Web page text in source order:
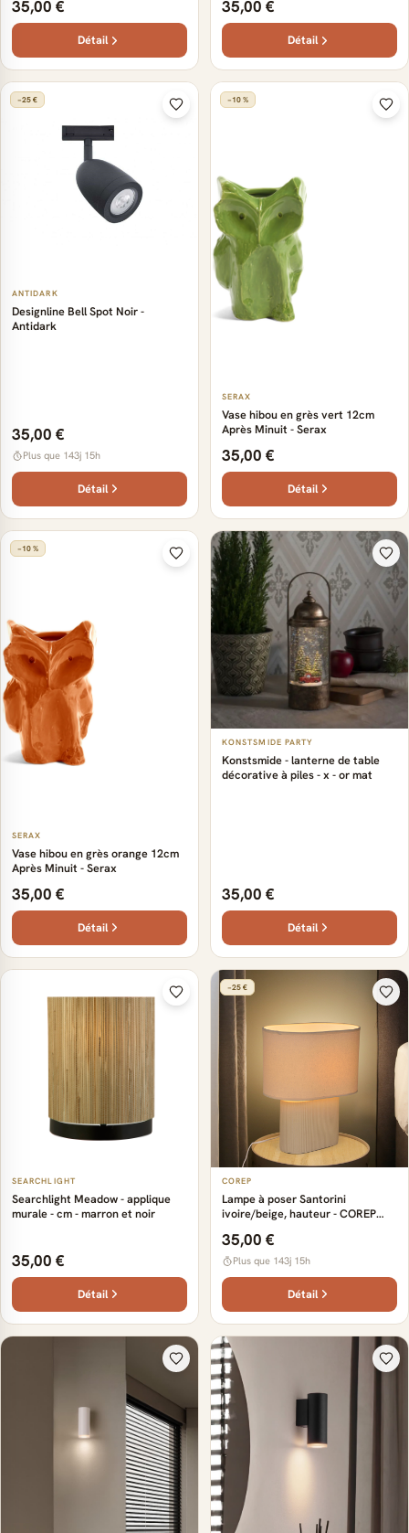
35,00 €
Détail
35,00 €
Détail
−25 €
ANTIDARK
Designline Bell Spot Noir -
Antidark
35,00 €
Plus que 143j 15h
Détail
−10 %
SERAX
Vase hibou en grès vert 12cm
Après Minuit - Serax
35,00 €
Détail
−10 %
SERAX
Vase hibou en grès orange 12cm
Après Minuit - Serax
35,00 €
Détail
KONSTSMIDE PARTY
Konstsmide - lanterne de table
décorative à piles - x - or mat
35,00 €
Détail
SEARCHLIGHT
Searchlight Meadow - applique
murale - cm - marron et noir
35,00 €
Détail
−25 €
COREP
Lampe à poser Santorini
ivoire/beige, hauteur - COREP
35,00 €
Plus que 143j 15h
Détail